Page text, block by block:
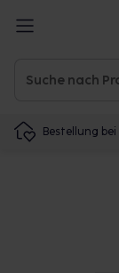
Bestellung bei